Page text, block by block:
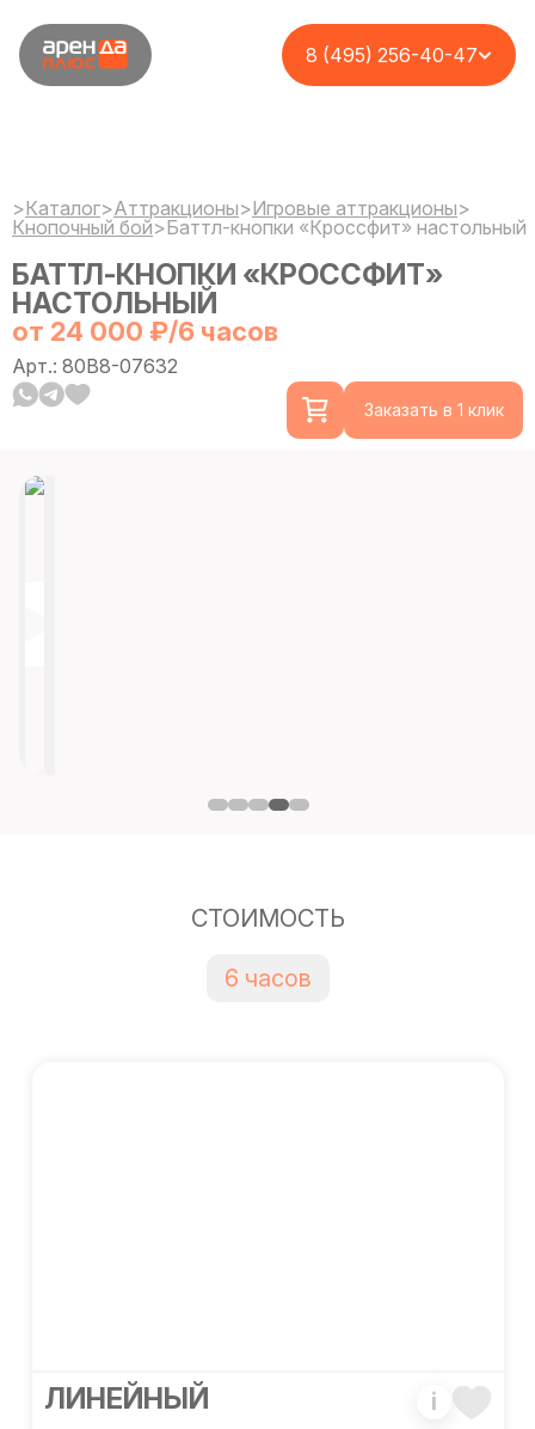
8 (495) 256-40-47
>Каталог>Аттракционы>Игровые аттракционы>
Кнопочный бой>Баттл-кнопки «Кроссфит» настольный
БАТТЛ-КНОПКИ «КРОССФИТ»
НАСТОЛЬНЫЙ
от 24 000 ₽/6 часов
Арт.: 80B8-07632
Заказать в 1 клик
СТОИМОСТЬ
6 часов
ЛИНЕЙНЫЙ i